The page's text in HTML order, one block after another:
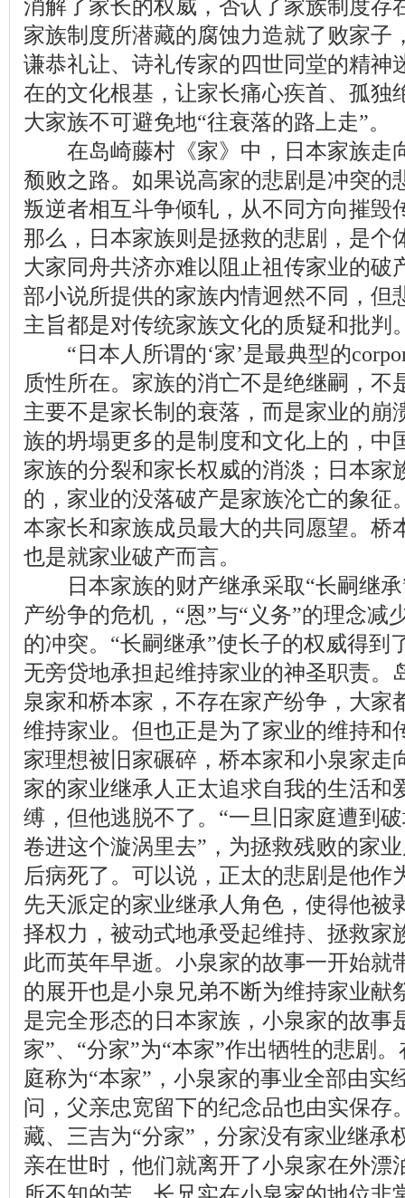
消解了家长的权威，否认了家族制度存
家族制度所潜藏的腐蚀力造就了败家子
谦恭礼让、诗礼传家的四世同堂的精神
在的文化根基，让家长痛心疾首、孤独
大家族不可避免地“往衰落的路上走”。
在岛崎藤村《家》中，日本家族走
颓败之路。如果说高家的悲剧是冲突的
叛逆者相互斗争倾轧，从不同方向摧毁
那么，日本家族则是拯救的悲剧，是个
大家同舟共济亦难以阻止祖传家业的破
部小说所提供的家族内情迥然不同，但
主旨都是对传统家族文化的质疑和批判
“日本人所谓的‘家’是最典型的
质性所在。家族的消亡不是绝继嗣，不
主要不是家长制的衰落，而是家业的崩
族的坍塌更多的是制度和文化上的，中
家族的分裂和家长权威的消淡；日本家
的，家业的没落破产是家族沦亡的象征
本家长和家族成员最大的共同愿望。桥
也是就家业破产而言。
日本家族的财产继承采取“长嗣继承
产纷争的危机，“恩”与“义务”的理念减
的冲突。“长嗣继承”使长子的权威得到
无旁贷地承担起维持家业的神圣职责。
泉家和桥本家，不存在家产纷争，大家
维持家业。但也正是为了家业的维持和
家理想被旧家碾碎，桥本家和小泉家走
家的家业继承人正太追求自我的生活和
缚，但他逃脱不了。“一旦旧家庭遭到
卷进这个漩涡里去”，为拯救残败的家
后病死了。可以说，正太的悲剧是他作
先天派定的家业继承人角色，使得他被
择权力，被动式地承受起维持、拯救家
此而英年早逝。小泉家的故事一开始就
的展开也是小泉兄弟不断为维持家业献
是完全形态的日本家族，小泉家的故事
家”、“分家”为“本家”作出牺牲的悲剧
庭称为“本家”，小泉家的事业全部由实
问，父亲忠宽留下的纪念品也由实保存
藏、三吉为“分家”，分家没有家业继承
亲在世时，他们就离开了小泉家在外漂